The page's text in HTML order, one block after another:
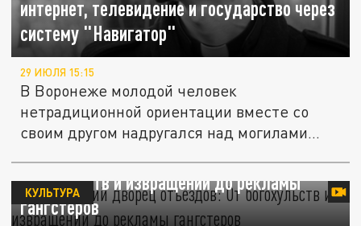
интернет, телевидение и государство через
систему "Навигатор"
29 ИЮЛЯ 15:15
В Воронеже молодой человек
нетрадиционной ориентации вместе со
своим другом надругался над могилами
Кремлёвский дворец "отъездов": От
богохульств и извращений до рекламы
гангстеров
КУЛЬТУРА